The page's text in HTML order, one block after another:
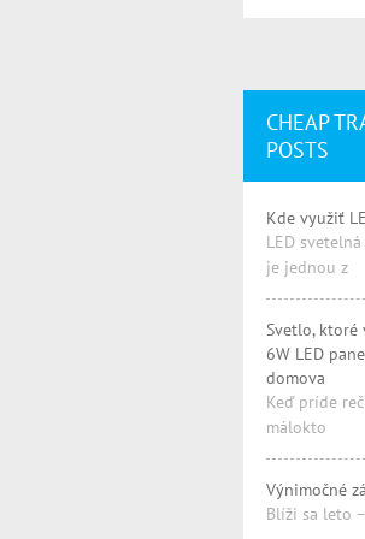
CHEAP
POSTS
Kde využiť
LED
je jednou z
Svetlo, ktoré
6W LED
domova
Keď príde
málokto
Výnimočné
Blíži sa leto